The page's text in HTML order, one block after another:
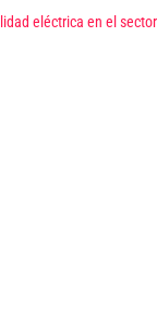
eléctrica en el